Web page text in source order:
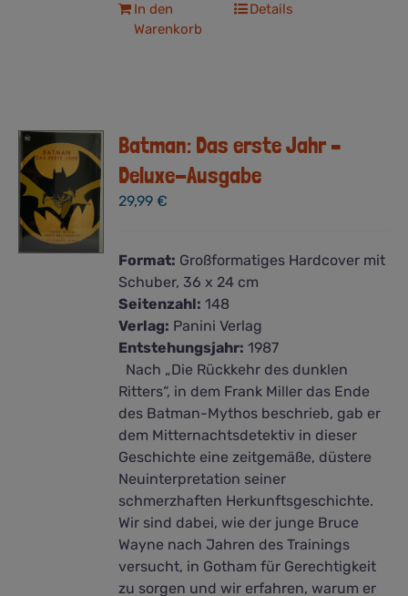
In den
Warenkorb
Details
Batman: Das erste Jahr –
Deluxe-Ausgabe
29,99€
Format: Großformatiges Hardcover mit
Schuber, 36 x 24 cm
Seitenzahl: 148
Verlag: Panini Verlag
Entstehungsjahr: 1987
Nach „Die Rückkehr des dunklen
Ritters“, in dem Frank Miller das Ende
des Batman-Mythos beschrieb, gab er
dem Mitternachtsdetektiv in dieser
Geschichte eine zeitgemäße, düstere
Neuinterpretation seiner
schmerzhaften Herkunftsgeschichte.
Wir sind dabei, wie der junge Bruce
Wayne nach Jahren des Trainings
versucht, in Gotham für Gerechtigkeit
zu sorgen und wir erfahren, warum er